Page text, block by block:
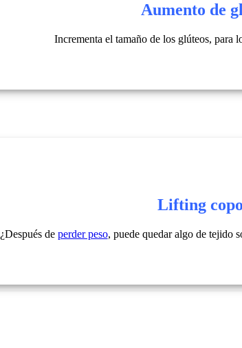
Aumento de
Incrementa el tamaño de los glúteos, para
Lifting
¿Después de perder peso, puede quedar algo de tejido